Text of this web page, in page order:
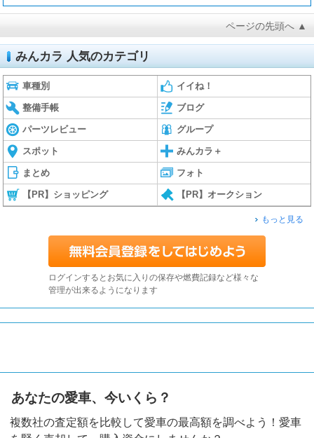
ページの先頭へ ▲
みんカラ 人気のカテゴリ
車種別 イイね！
整備手帳 ブログ
パーツレビュー グループ
スポット みんカラ＋
まとめ フォト
【PR】ショッピング 【PR】オークション
もっと見る
ログインするとお気に入りの保存や燃費記録など様々な
管理が出来るようになります
あなたの愛車、今いくら？
複数社の査定額を比較して愛車の最高額を調べよう！愛車